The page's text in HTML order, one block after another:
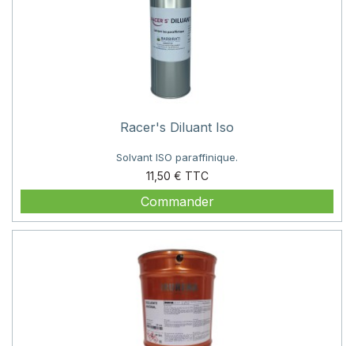
Racer's Diluant Iso
Solvant ISO paraffinique.
11,50 €
Prix
Commander